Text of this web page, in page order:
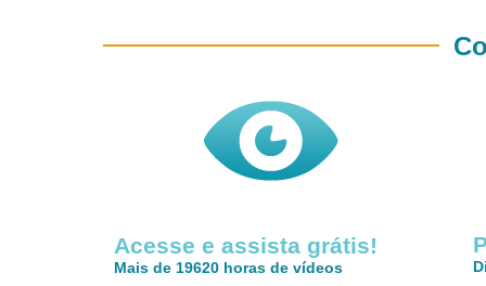
Acesse e assista grátis!
Mais de 19620 horas de vídeos